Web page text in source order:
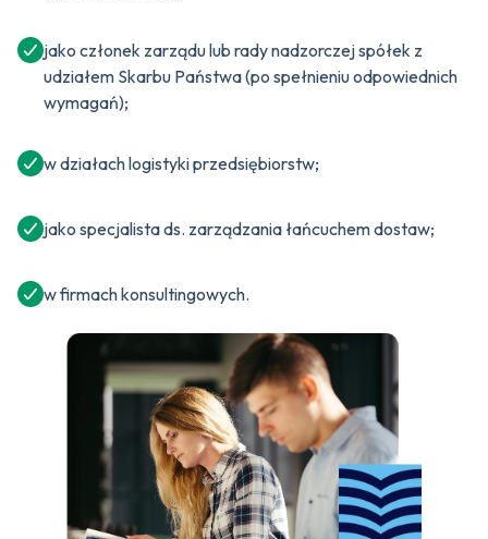
jako członek zarządu lub rady nadzorczej spółek z
udziałem Skarbu Państwa (po spełnieniu odpowiednich
wymagań);
w działach logistyki przedsiębiorstw;
jako specjalista ds. zarządzania łańcuchem dostaw;
w firmach konsultingowych.